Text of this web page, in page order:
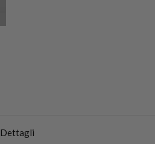
Dettagli